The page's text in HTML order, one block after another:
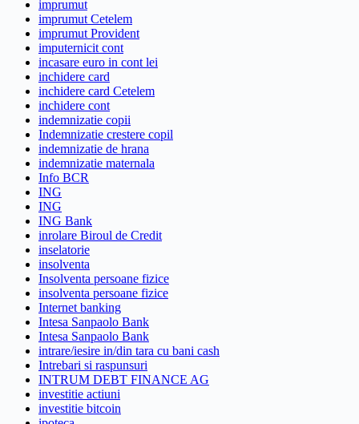
imprumut
imprumut Cetelem
imprumut Provident
imputernicit cont
incasare euro in cont lei
inchidere card
inchidere card Cetelem
inchidere cont
indemnizatie copii
Indemnizatie crestere copil
indemnizatie de hrana
indemnizatie maternala
Info BCR
ING
ING
ING Bank
inrolare Biroul de Credit
inselatorie
insolventa
Insolventa persoane fizice
insolventa persoane fizice
Internet banking
Intesa Sanpaolo Bank
Intesa Sanpaolo Bank
intrare/iesire in/din tara cu bani cash
Intrebari si raspunsuri
INTRUM DEBT FINANCE AG
investitie actiuni
investitie bitcoin